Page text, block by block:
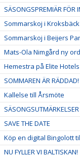
SÄSONGSPREMIÄR FÖR
Sommarskoj i Kroksbäck
Sommarskoj i Beijers
Mats-Ola Nimgård ny
Hemestra på Elite
SOMMAREN ÄR RÄDDAD!
Kallelse till Årsmöte
SÄSONGSUTMÄRKELSER
SAVE THE DATE
Köp en digital Bingolott
NU FYLLER VI BALTISKAN!